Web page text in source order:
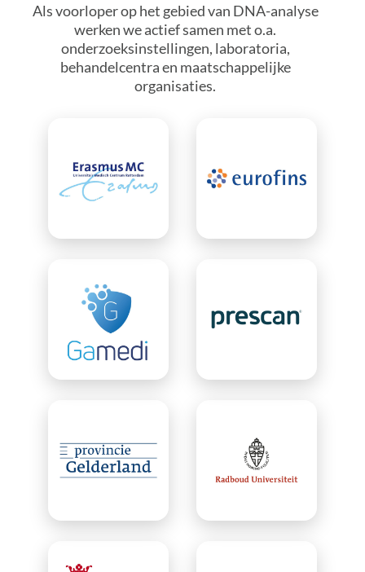
Als voorloper op het gebied van DNA-analyse
werken we actief samen met o.a.
onderzoeksinstellingen, laboratoria,
behandelcentra en maatschappelijke
organisaties.